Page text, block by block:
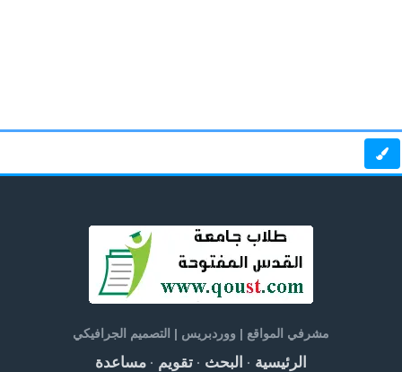
مشرفي المواقع | ووردبريس | التصميم الجرافيكي
الرئيسية· البحث· تقويم· مساعدة